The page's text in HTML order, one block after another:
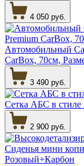
4 050 руб.
Автомобильный
CarBox, 70см,
3 490 руб.
Сетка АБС в стиле
2 900 руб.